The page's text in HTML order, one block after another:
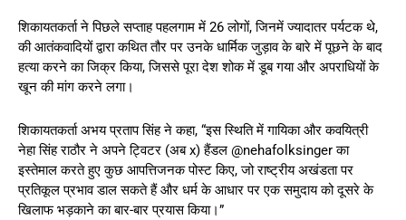
शिकायतकर्ता ने पिछले सप्ताह पहलगाम में 26 लोगों, जिनमें ज्यादातर पर्यटक थे,
की आतंकवादियों द्वारा कथित तौर पर उनके धार्मिक जुड़ाव के बारे में पूछने के बाद
हत्या करने का जिक्र किया, जिससे पूरा देश शोक में डूब गया और अपराधियों के
खून की मांग करने लगा।
शिकायतकर्ता अभय प्रताप सिंह ने कहा, “इस स्थिति में गायिका और कवयित्री
नेहा सिंह राठौर ने अपने ट्विटर (अब x) हैंडल @nehafolksinger का
इस्तेमाल करते हुए कुछ आपत्तिजनक पोस्ट किए, जो राष्ट्रीय अखंडता पर
प्रतिकूल प्रभाव डाल सकते हैं और धर्म के आधार पर एक समुदाय को दूसरे के
खिलाफ भड़काने का बार-बार प्रयास किया।”